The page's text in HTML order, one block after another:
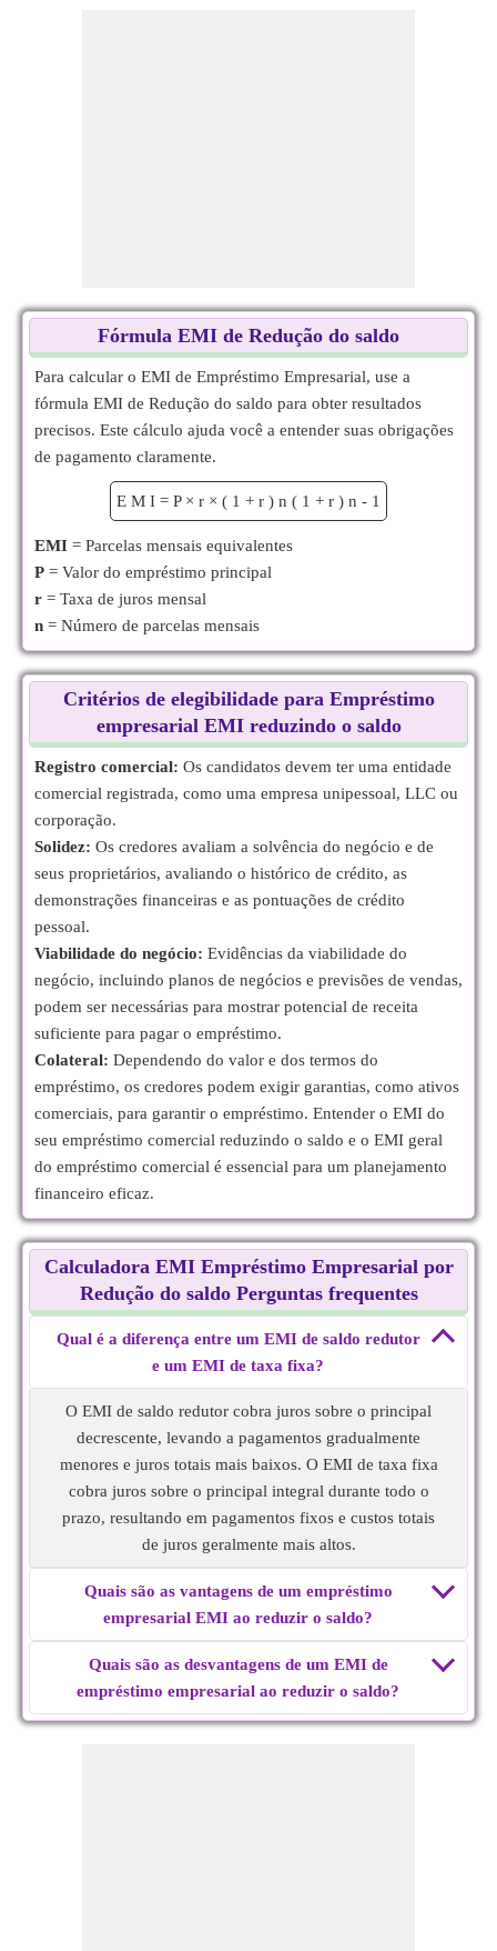
Fórmula EMI de Redução do saldo
Para calcular o EMI de Empréstimo Empresarial, use a
fórmula EMI de Redução do saldo para obter resultados
precisos. Este cálculo ajuda você a entender suas obrigações
de pagamento claramente.
E M I = P × r × ( 1 + r ) n ( 1 + r ) n - 1
EMI = Parcelas mensais equivalentes
P = Valor do empréstimo principal
r = Taxa de juros mensal
n = Número de parcelas mensais
Critérios de elegibilidade para Empréstimo
empresarial EMI reduzindo o saldo
Registro comercial: Os candidatos devem ter uma entidade
comercial registrada, como uma empresa unipessoal, LLC ou
corporação.
Solidez: Os credores avaliam a solvência do negócio e de
seus proprietários, avaliando o histórico de crédito, as
demonstrações financeiras e as pontuações de crédito
pessoal.
Viabilidade do negócio: Evidências da viabilidade do
negócio, incluindo planos de negócios e previsões de vendas,
podem ser necessárias para mostrar potencial de receita
suficiente para pagar o empréstimo.
Colateral: Dependendo do valor e dos termos do
empréstimo, os credores podem exigir garantias, como ativos
comerciais, para garantir o empréstimo. Entender o EMI do
seu empréstimo comercial reduzindo o saldo e o EMI geral
do empréstimo comercial é essencial para um planejamento
financeiro eficaz.
Calculadora EMI Empréstimo Empresarial por
Redução do saldo Perguntas frequentes
Qual é a diferença entre um EMI de saldo redutor
e um EMI de taxa fixa?
O EMI de saldo redutor cobra juros sobre o principal
decrescente, levando a pagamentos gradualmente
menores e juros totais mais baixos. O EMI de taxa fixa
cobra juros sobre o principal integral durante todo o
prazo, resultando em pagamentos fixos e custos totais
de juros geralmente mais altos.
Quais são as vantagens de um empréstimo
empresarial EMI ao reduzir o saldo?
Quais são as desvantagens de um EMI de
empréstimo empresarial ao reduzir o saldo?